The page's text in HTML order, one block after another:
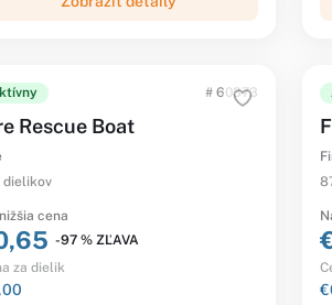
# 60373
Rescue Boat
dielikov
cena
-97 % ZĽAVA
za dielik